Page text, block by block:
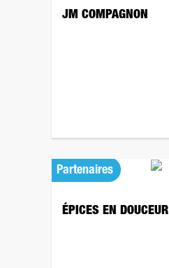
JM COMPAGNON
Partenaires
ÉPICES EN DOUCEUR